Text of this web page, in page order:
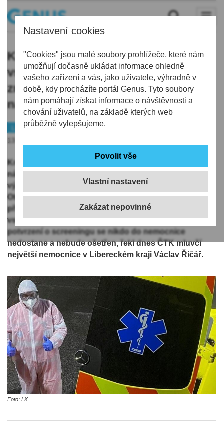
Nastavení cookies
"Cookies" jsou malé soubory prohlížeče, které nám
umožňují dočasně ukládat informace ohledně
vašeho zařízení a vás, jako uživatele, výhradně v
době, kdy procházíte portál Genus. Tyto soubory
nám pomáhají získat informace o návštěvnosti a
chování uživatelů, na základě kterých web
průběžně vylepšujeme.
Vlastní nastavení
KNL od pondělí zpřísní podmínky
vstupu do areálu. Příchozím zde
změří teplotu a zeptají se na důvod
návštěvy
Koronavirus
Liberec
Krajská nemocnice v Liberci kvůli minimalizaci rizika
nákazy novým koronavirem nejpozději od pondělí
výrazně zpřísní podmínky pro vstup do svých budov.
Otevřený bude jediný vstup u budovy B u urgentního
příjmu interny. Pacientům bude nemocnice před
vstupem měřit teplotu a zjišťovat účel návštěvy. Bez
potvrzení o screeningu se nikdo do nemocnice
nedostane a nebude ošetřen, řekl dnes ČTK mluvčí
největší nemocnice v Libereckém kraji Václav Řičář.
Foto: LK